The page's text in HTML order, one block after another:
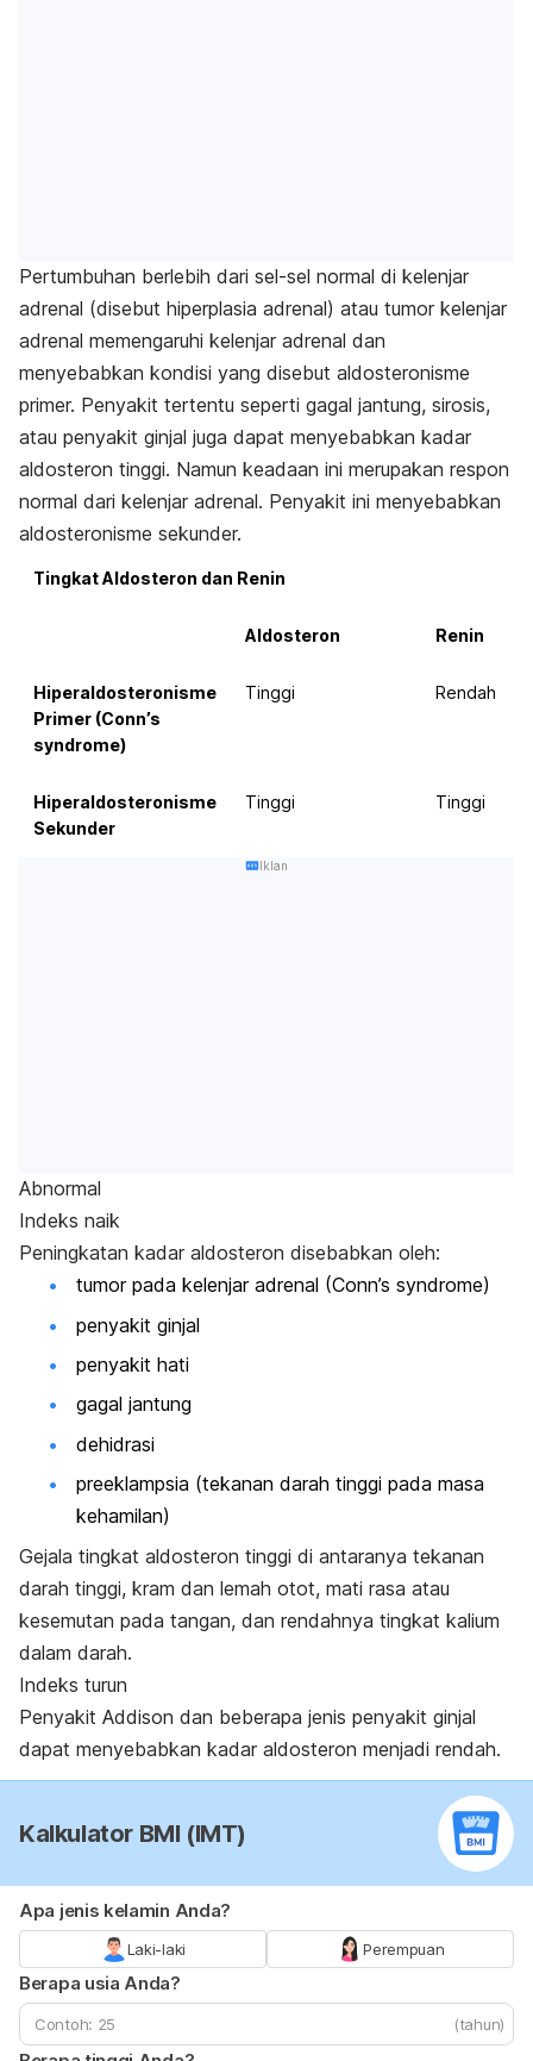
Pertumbuhan berlebih dari sel-sel normal di kelenjar
adrenal (disebut hiperplasia adrenal) atau tumor kelenjar
adrenal memengaruhi kelenjar adrenal dan
menyebabkan kondisi yang disebut aldosteronisme
primer. Penyakit tertentu seperti gagal jantung, sirosis,
atau penyakit ginjal juga dapat menyebabkan kadar
aldosteron tinggi. Namun keadaan ini merupakan respon
normal dari kelenjar adrenal. Penyakit ini menyebabkan
aldosteronisme sekunder.
Tingkat Aldosteron dan Renin
Aldosteron Renin
Hiperaldosteronisme
Primer (Conn’s
syndrome)
Tinggi Rendah
Hiperaldosteronisme
Sekunder
Tinggi Tinggi
Iklan
Abnormal
Indeks naik
Peningkatan kadar aldosteron disebabkan oleh:
tumor pada kelenjar adrenal (Conn’s syndrome)
penyakit ginjal
penyakit hati
gagal jantung
dehidrasi
preeklampsia (tekanan darah tinggi pada masa
kehamilan)
Gejala tingkat aldosteron tinggi di antaranya tekanan
darah tinggi, kram dan lemah otot, mati rasa atau
kesemutan pada tangan, dan rendahnya tingkat kalium
dalam darah.
Indeks turun
Penyakit Addison dan beberapa jenis penyakit ginjal
dapat menyebabkan kadar aldosteron menjadi rendah.
Kalkulator BMI (IMT)
Apa jenis kelamin Anda?
Laki-laki Perempuan
Berapa usia Anda?
(tahun)